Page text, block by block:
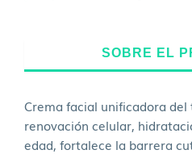
SOBRE EL
Crema facial unificadora
renovación celular,
edad, fortalece la barrera